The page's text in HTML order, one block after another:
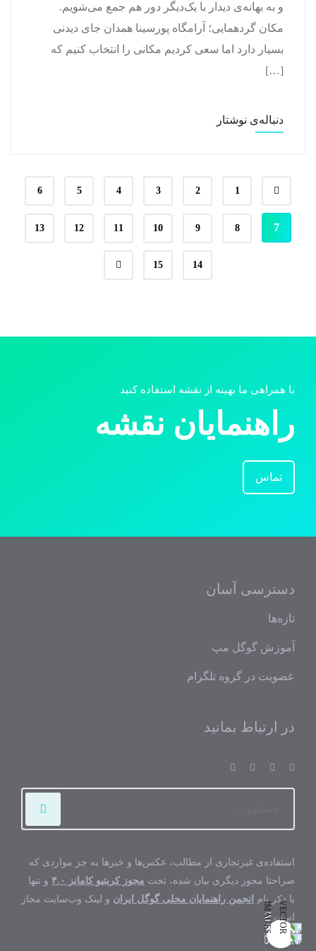
و به بهانه‌ی دیدار با یک‌دیگر دور هم جمع می‌شویم.
مکان گردهمایی؛ آرامگاه پورسینا همدان جای دیدنی
بسیار دارد اما سعی کردیم مکانی را انتخاب کنیم که
[…]
دنباله‌ی نوشتار
1
2
3
4
5
6
7
8
9
10
11
12
13
14
15
با همراهی ما بهینه از نقشه استفاده کنید
راهنمایان نقشه
تماس
دسترسی آسان
تازه‌ها
آموزش گوگل مپ
عضویت در گروه تلگرام
در ارتباط بمانید
استفاده‌ی غیرتجاری از مطالب، عکس‌ها و خبرها به جز مواردی که
صراحتا مجوز دیگری بیان شده، تحت مجوز کریتیو کامانز ۴.۰
و تنها
با ذکر نام
انجمن راهنمایان محلی گوگل ایران و لینک وب‌سایت مجاز
است.